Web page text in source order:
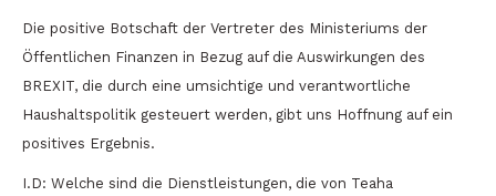
Die positive Botschaft der Vertreter des Ministeriums der
Öffentlichen Finanzen in Bezug auf die Auswirkungen des
BREXIT, die durch eine umsichtige und verantwortliche
Haushaltspolitik gesteuert werden, gibt uns Hoffnung auf ein
positives Ergebnis.
I.D: Welche sind die Dienstleistungen, die von Teaha